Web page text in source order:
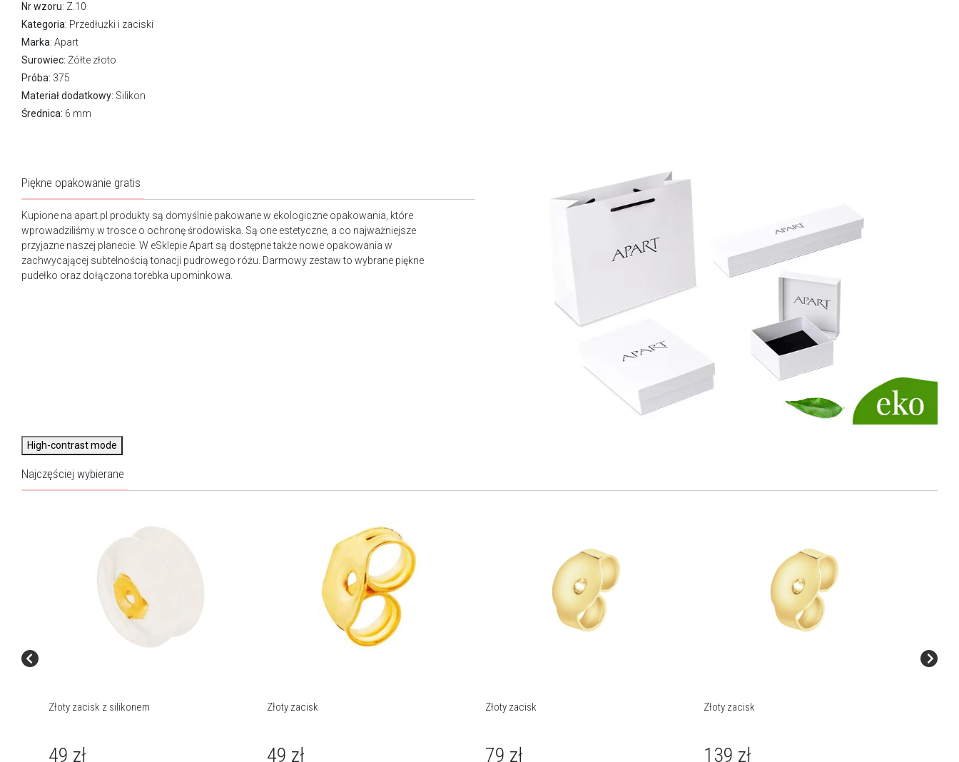
Nr wzoru: Z.10
Kategoria: Przedłużki i zaciski
Marka: Apart
Surowiec: Żółte złoto
Próba: 375
Materiał dodatkowy: Silikon
Średnica: 6 mm
Piękne opakowanie gratis
Kupione na apart.pl produkty są domyślnie pakowane w ekologiczne opakowania, które
wprowadziliśmy w trosce o ochronę środowiska. Są one estetyczne, a co najważniejsze
przyjazne naszej planecie. W eSklepie Apart są dostępne także nowe opakowania w
zachwycającej subtelnością tonacji pudrowego różu. Darmowy zestaw to wybrane piękne
pudełko oraz dołączona torebka upominkowa.
High-contrast mode
Najczęściej wybierane
Złoty zacisk z silikonem
49 zł
Złoty zacisk
49 zł
Złoty zacisk
79 zł
Złoty zacisk
139 zł